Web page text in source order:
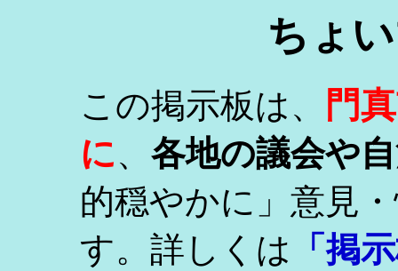
ちょ
この掲示板は、
門
に、 各地の議会や
的穏やかに」意見
す。詳しくは
「掲